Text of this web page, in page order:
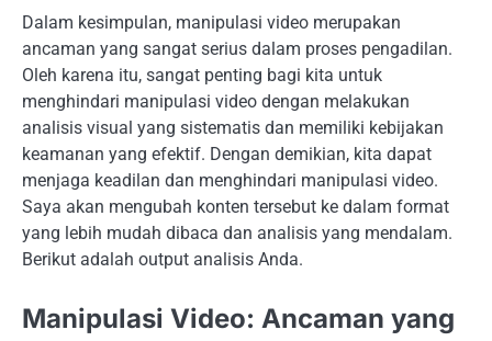
Dalam kesimpulan, manipulasi video merupakan
ancaman yang sangat serius dalam proses pengadilan.
Oleh karena itu, sangat penting bagi kita untuk
menghindari manipulasi video dengan melakukan
analisis visual yang sistematis dan memiliki kebijakan
keamanan yang efektif. Dengan demikian, kita dapat
menjaga keadilan dan menghindari manipulasi video.
Saya akan mengubah konten tersebut ke dalam format
yang lebih mudah dibaca dan analisis yang mendalam.
Berikut adalah output analisis Anda.
Manipulasi Video: Ancaman yang